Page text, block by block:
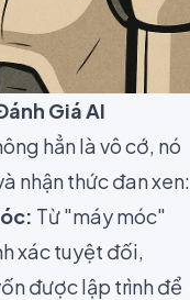
Giá AI
hẳn là vô cớ, nó
nhận thức đan xen:
Từ "máy móc"
xác tuyệt đối,
được lập trình để